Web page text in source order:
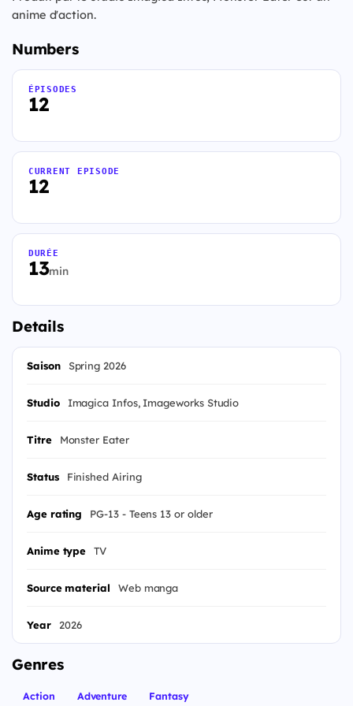
anime d'action.
Numbers
12
ÉPISODES
12
CURRENT EPISODE
13min
DURÉE
Details
Saison Spring 2026
Studio Imagica Infos, Imageworks Studio
Titre Monster Eater
Status Finished Airing
Age rating PG-13 - Teens 13 or older
Anime type TV
Source material Web manga
Year 2026
Genres
Action Adventure Fantasy